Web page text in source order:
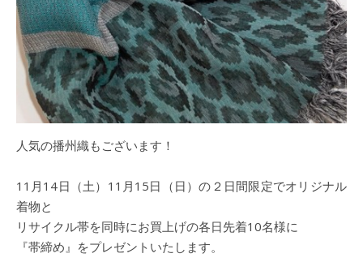
人気の播州織もございます！
11月14日（土）11月15日（日）の２日間限定でオリジナル
着物と
リサイクル帯を同時にお買上げの各日先着10名様に
『帯締め』をプレゼントいたします。